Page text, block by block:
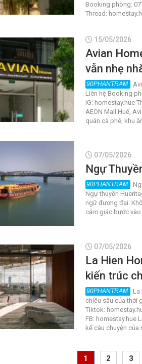
Booking phòng:
Thread:
15/05/2026
Avian
vẫn nhẹ
Liên hệ Booking
IG: homestay.hue
AEON Mall Huế,
quán cà phê, khu
07/05/2026
Ngự
Ngự thuyền
ngữ đương đại.
cảm giác bước vào
07/05/2026
La Hien
kiến trúc
La
chiều sâu của thời
Tiktok:
FB: homestay.hue
kể câu chuyện của
1 2 3